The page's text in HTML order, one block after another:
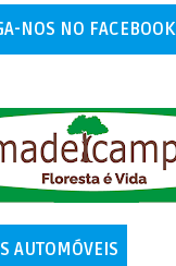
NOS NO FACEBOOK
AUTOMÓVEIS